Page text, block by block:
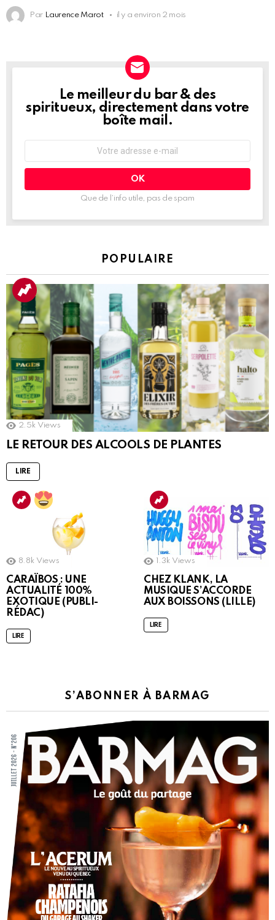
Par Laurence Marot il y a environ 2 mois
NEWSLETTER
Le meilleur du bar & des
spiritueux, directement dans votre
boîte mail.
mail
Que de l’info utile, pas de spam
POPULAIRE
2.5k Views
LE RETOUR DES ALCOOLS DE PLANTES
LIRE
8.8k Views
CARAÏBOS : UNE
ACTUALITÉ 100%
EXOTIQUE (PUBLI-
RÉDAC)
LIRE
1.3k Views
CHEZ KLANK, LA
MUSIQUE S’ACCORDE
AUX BOISSONS (LILLE)
LIRE
S’ABONNER À BARMAG